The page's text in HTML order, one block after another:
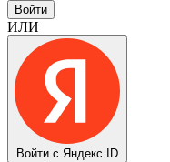
Войти
ИЛИ
Войти с Яндекс ID